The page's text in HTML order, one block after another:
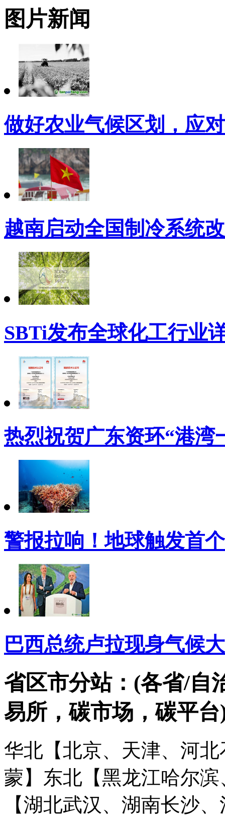
图片新闻
做好农业气候区划，应
越南启动全国制冷系统
SBTi发布全球化工行业
热烈祝贺广东资环“港湾
警报拉响！地球触发首
巴西总统卢拉现身气候
省区市分站：(各省/自
易所，碳市场，碳平台
华北【北京、天津、河
蒙】 东北【黑龙江哈尔
【湖北武汉、湖南长沙